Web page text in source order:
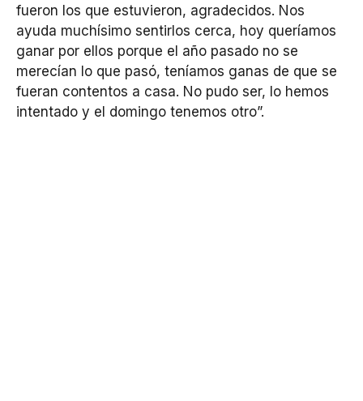
fueron los que estuvieron, agradecidos. Nos
ayuda muchísimo sentirlos cerca, hoy queríamos
ganar por ellos porque el año pasado no se
merecían lo que pasó, teníamos ganas de que se
fueran contentos a casa. No pudo ser, lo hemos
intentado y el domingo tenemos otro”.